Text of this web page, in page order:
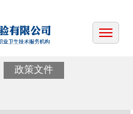
政策文件